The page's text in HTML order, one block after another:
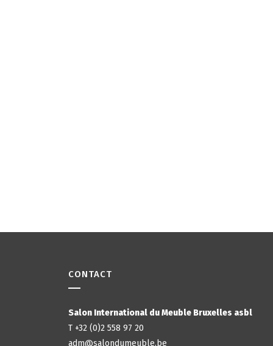
CONTACT
Salon International du Meuble Bruxelles asbl
T +32 (0)2 558 97 20
adm@salondumeuble.be